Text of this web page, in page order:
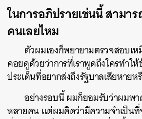
ในการอภิปรายเช่นนี้สามา
คนเลยไหม
ตัวผมเองก็พยายามตรวจสอบเ
คอยดูด้วยว่าการที่เราพูดถึงใครทำใ
ประเด็นที่อยากส่งถึงรัฐบาลเสียหายห
อย่างรอบนี้ ผมก็ยอมรับว่าผมพ
หลายคน แต่ผมคิดว่ามีความจำเป็นที่